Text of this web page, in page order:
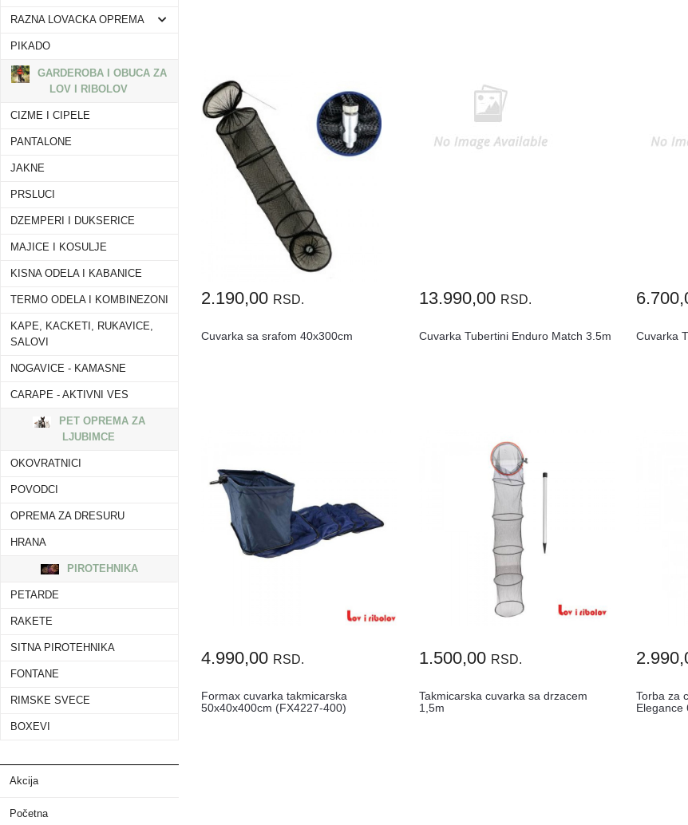
RAZNA LOVACKA OPREMA
PIKADO
GARDEROBA I OBUCA ZA
LOV I RIBOLOV
CIZME I CIPELE
PANTALONE
JAKNE
PRSLUCI
DZEMPERI I DUKSERICE
MAJICE I KOSULJE
KISNA ODELA I KABANICE
TERMO ODELA I KOMBINEZONI
KAPE, KACKETI, RUKAVICE,
SALOVI
NOGAVICE - KAMASNE
CARAPE - AKTIVNI VES
PET OPREMA ZA
LJUBIMCE
OKOVRATNICI
POVODCI
OPREMA ZA DRESURU
HRANA
PIROTEHNIKA
PETARDE
RAKETE
SITNA PIROTEHNIKA
FONTANE
RIMSKE SVECE
BOXEVI
Akcija
Početna
2.190,00 RSD.
Cuvarka sa srafom 40x300cm
13.990,00 RSD.
Cuvarka Tubertini Enduro Match 3.5m Cuvarka
4.990,00 RSD.
Formax cuvarka takmicarska
50x40x400cm (FX4227-400)
1.500,00 RSD.
Takmicarska cuvarka sa drzacem
1,5m
Torba za
Elegance